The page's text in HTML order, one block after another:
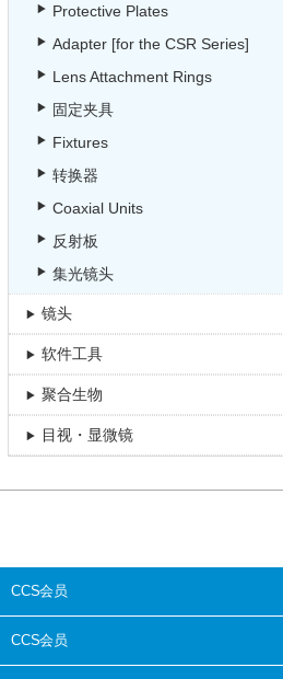
Protective Plates
Adapter [for the CSR Series]
Lens Attachment Rings
固定夹具
Fixtures
转换器
Coaxial Units
反射板
集光镜头
镜头
软件工具
聚合生物
目视・显微镜
CCS会员
CCS会员